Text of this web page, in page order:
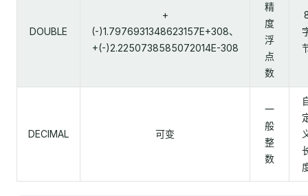
DOUBLE
+
(-)1.7976931348623157E+308、
+(-)2.2250738585072014E-308
精
度
浮
点
数
DECIMAL 可变
一
般
整
数